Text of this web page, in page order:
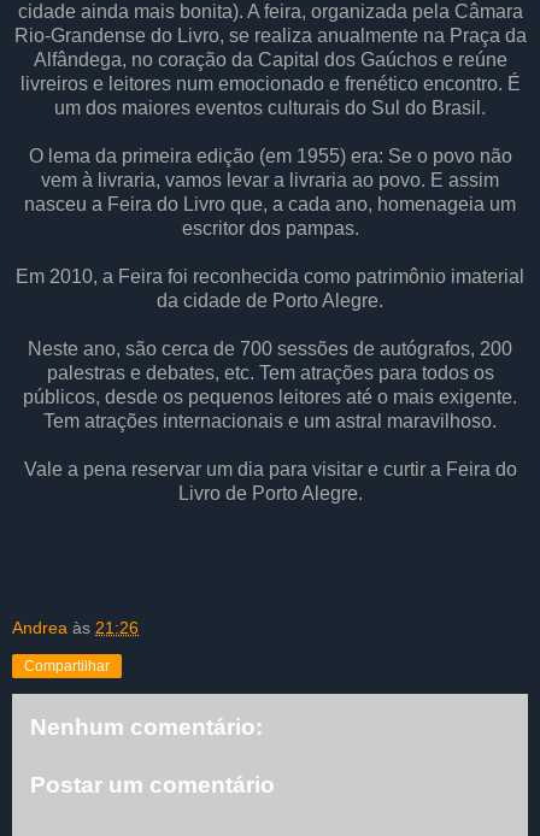
cidade ainda mais bonita). A feira, organizada pela Câmara
Rio-Grandense do Livro, se realiza anualmente na Praça da
Alfândega, no coração da Capital dos Gaúchos e reúne
livreiros e leitores num emocionado e frenético encontro. É
um dos maiores eventos culturais do Sul do Brasil.
O lema da primeira edição (em 1955) era: Se o povo não
vem à livraria, vamos levar a livraria ao povo. E assim
nasceu a Feira do Livro que, a cada ano, homenageia um
escritor dos pampas.
Em 2010, a Feira foi reconhecida como patrimônio imaterial
da cidade de Porto Alegre.
Neste ano, são cerca de 700 sessões de autógrafos, 200
palestras e debates, etc. Tem atrações para todos os
públicos, desde os pequenos leitores até o mais exigente.
Tem atrações internacionais e um astral maravilhoso.
Vale a pena reservar um dia para visitar e curtir a Feira do
Livro de Porto Alegre.
Andrea às 21:26
Compartilhar
Nenhum comentário:
Postar um comentário